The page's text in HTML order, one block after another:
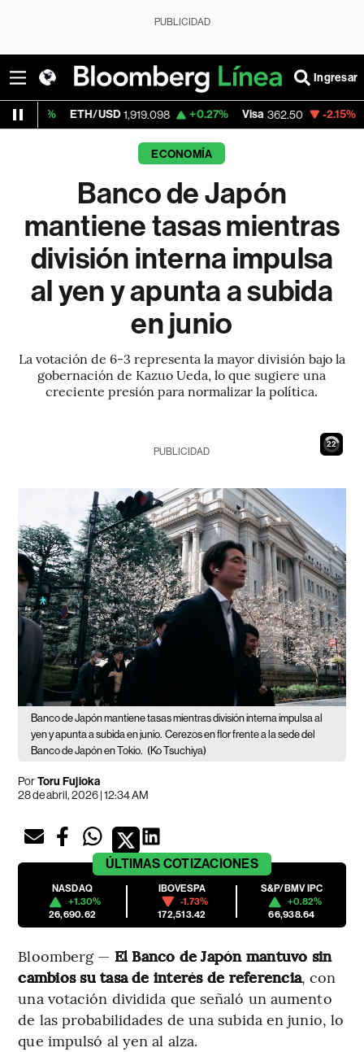
PUBLICIDAD
Ingresar
ETH/USD 1,919.098 +0.27% Visa 362.50 -2.15%
ECONOMÍA
Banco de Japón
mantiene tasas mientras
división interna impulsa
al yen y apunta a subida
en junio
La votación de 6-3 representa la mayor división bajo la
gobernación de Kazuo Ueda, lo que sugiere una
creciente presión para normalizar la política.
21
PUBLICIDAD
Banco de Japón mantiene tasas mientras división interna impulsa al
yen y apunta a subida en junio. Cerezos en flor frente a la sede del
Banco de Japón en Tokio. (Ko Tsuchiya)
PorToru Fujioka
28 de abril, 2026 | 12:34 AM
ÚLTIMAS COTIZACIONES
NASDAQ
+1.30%
26,690.62
IBOVESPA
-1.73%
172,513.42
S&P/BMV IPC
+0.82%
66,938.64
Bloomberg — El Banco de Japón mantuvo sin
cambios su tasa de interés de referencia, con
una votación dividida que señaló un aumento
de las probabilidades de una subida en junio, lo
que impulsó al yen al alza.